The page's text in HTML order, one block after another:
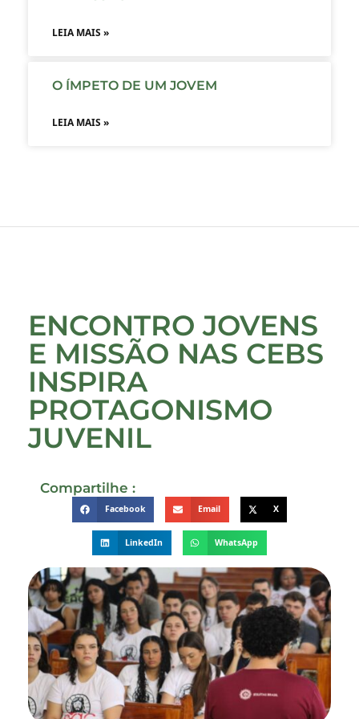
LEIA MAIS »
O ÍMPETO DE UM JOVEM
LEIA MAIS »
ENCONTRO JOVENS
E MISSÃO NAS CEBS
INSPIRA
PROTAGONISMO
JUVENIL
Compartilhe :
Facebook Email X
LinkedIn WhatsApp